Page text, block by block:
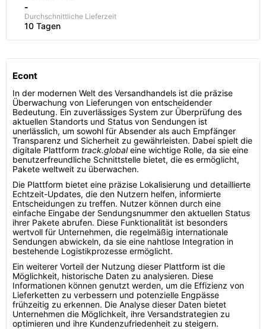
-
Durchschnittliche Lieferzeit
10 Tagen
Econt
In der modernen Welt des Versandhandels ist die präzise
Überwachung von Lieferungen von entscheidender
Bedeutung. Ein zuverlässiges System zur Überprüfung des
aktuellen Standorts und Status von Sendungen ist
unerlässlich, um sowohl für Absender als auch Empfänger
Transparenz und Sicherheit zu gewährleisten. Dabei spielt die
digitale Plattform track.globaleine wichtige Rolle, da sie eine
benutzerfreundliche Schnittstelle bietet, die es ermöglicht,
Pakete weltweit zu überwachen.
Die Plattform bietet eine präzise Lokalisierung und detaillierte
Echtzeit-Updates, die den Nutzern helfen, informierte
Entscheidungen zu treffen. Nutzer können durch eine
einfache Eingabe der Sendungsnummer den aktuellen Status
ihrer Pakete abrufen. Diese Funktionalität ist besonders
wertvoll für Unternehmen, die regelmäßig internationale
Sendungen abwickeln, da sie eine nahtlose Integration in
bestehende Logistikprozesse ermöglicht.
Ein weiterer Vorteil der Nutzung dieser Plattform ist die
Möglichkeit, historische Daten zu analysieren. Diese
Informationen können genutzt werden, um die Effizienz von
Lieferketten zu verbessern und potenzielle Engpässe
frühzeitig zu erkennen. Die Analyse dieser Daten bietet
Unternehmen die Möglichkeit, ihre Versandstrategien zu
optimieren und ihre Kundenzufriedenheit zu steigern.